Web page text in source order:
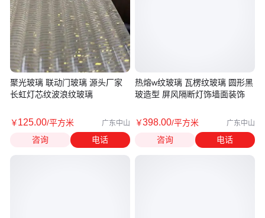
聚光玻璃 联动门玻璃 源头厂家
长虹灯芯纹波浪纹玻璃
￥125.00/平方米 广东中山
咨询 电话
热熔w纹玻璃 瓦楞纹玻璃 圆形黑
玻造型 屏风隔断灯饰墙面装饰
￥398.00/平方米 广东中山
咨询 电话